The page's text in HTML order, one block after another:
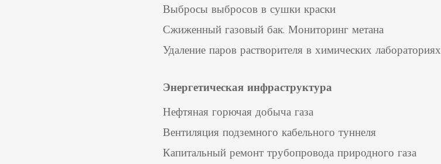
Выбросы выбросов в сушки краски
Сжиженный газовый бак. Мониторинг метана
Удаление паров растворителя в химических лабораториях
Энергетическая инфраструктура
Нефтяная горючая добыча газа
Вентиляция подземного кабельного туннеля
Капитальный ремонт трубопровода природного газа